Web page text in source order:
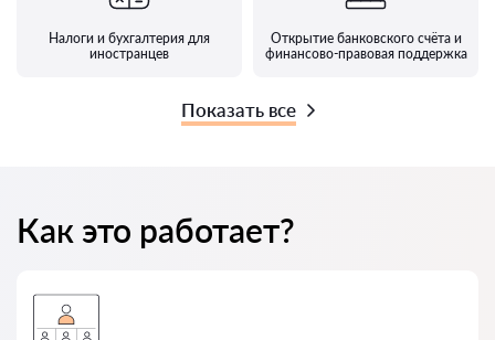
Налоги и бухгалтерия для
иностранцев
Открытие банковского счёта и
финансово-правовая поддержка
Показать все
Как это работает?